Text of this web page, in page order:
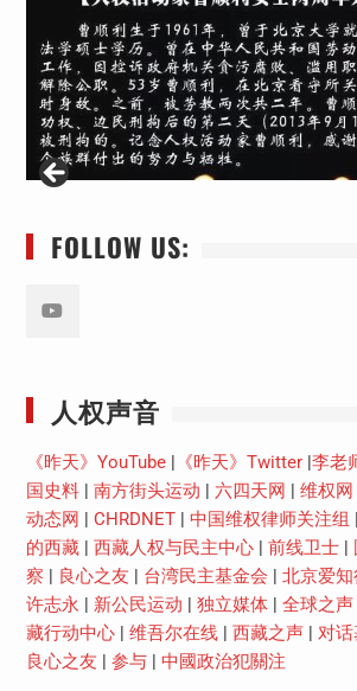
FOLLOW US:
人权声音
《昨天》YouTube| 《昨天》Twitter| 李老
国史料| 南方街头运动 六四天网 维权网
动态网
CHRDNET| 中国维权律师关注组
的西藏| 西藏人权与民主中心| 前线卫士|
察
良心之友 台湾民主基金会 北京爱知
许志永
新公民运动 独立媒体| 全球之声|
藏行动中心| 维吾尔在线| 西藏之声| 对话
良心之友
参与| 中國政治犯關注